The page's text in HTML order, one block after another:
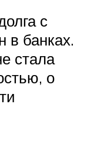
с
в банках.
стала
о